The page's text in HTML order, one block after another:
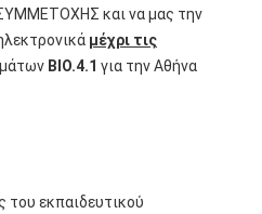
και να μας την
μέχρι τις
ΒΙΟ.4.1 για την Αθήνα
του εκπαιδευτικού